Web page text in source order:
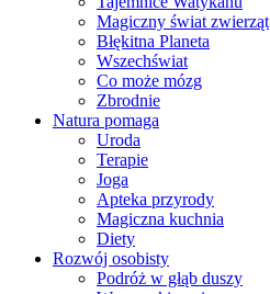
Magiczny świat zwierząt
Błękitna Planeta
Wszechświat
Co może mózg
Zbrodnie
Natura pomaga
Uroda
Terapie
Joga
Apteka przyrody
Magiczna kuchnia
Diety
Rozwój osobisty
Podróż w głąb duszy